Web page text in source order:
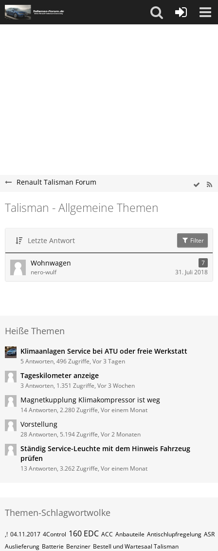
Renault Talisman Forum
Talisman - Allgemeine Themen
Letzte Antwort Filter
Wohnwagen
7
nero-wulf
31. Juli 2018
Heiße Themen
Klimaanlagen Service bei ATU oder freie Werkstatt
5 Antworten, 496 Zugriffe, Vor 3 Tagen
Tageskilometer anzeige
3 Antworten, 1.351 Zugriffe, Vor 3 Wochen
Magnetkupplung Klimakompressor ist weg
14 Antworten, 2.280 Zugriffe, Vor einem Monat
Vorstellung
28 Antworten, 5.194 Zugriffe, Vor 2 Monaten
Ständig Service-Leuchte mit dem Hinweis Fahrzeug
prüfen
13 Antworten, 3.262 Zugriffe, Vor einem Monat
Themen-Schlagwortwolke
,! 04.11.2017 4Control 160 EDC ACC Anbauteile Antischlupfregelung ASR
Auslieferung Batterie Benziner Bestell und Wartesaal Talisman